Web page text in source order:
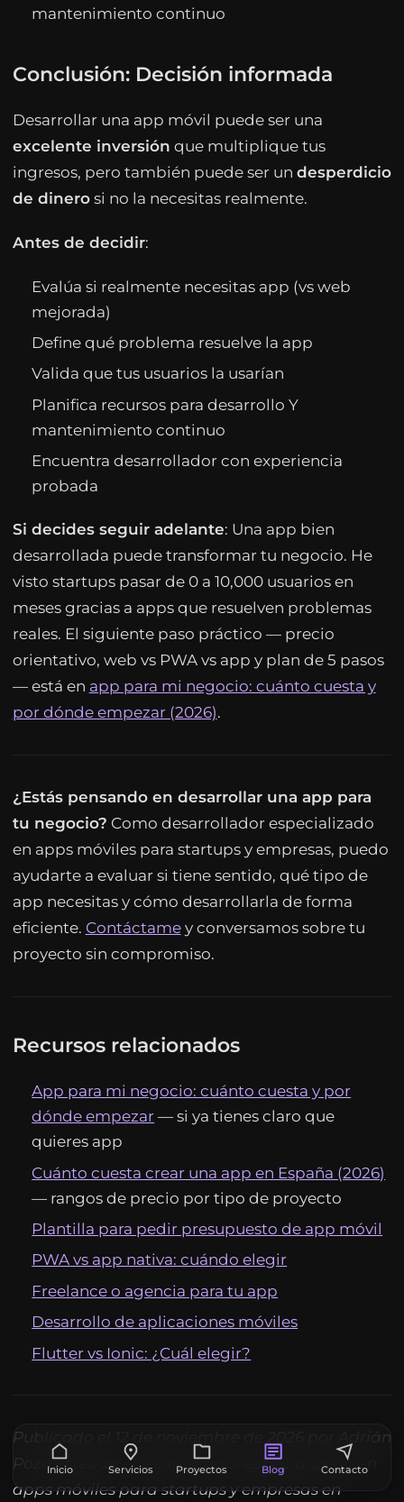
Inicio Servicios Proyectos Blog Contacto
mantenimiento continuo
Conclusión: Decisión informada
Desarrollar una app móvil puede ser una
excelente inversión que multiplique tus
ingresos, pero también puede ser un desperdicio
de dinerosi no la necesitas realmente.
Antes de decidir:
Evalúa si realmente necesitas app (vs web
mejorada)
Define qué problema resuelve la app
Valida que tus usuarios la usarían
Planifica recursos para desarrollo Y
mantenimiento continuo
Encuentra desarrollador con experiencia
probada
Si decides seguir adelante: Una app bien
desarrollada puede transformar tu negocio. He
visto startups pasar de 0 a 10,000 usuarios en
meses gracias a apps que resuelven problemas
reales. El siguiente paso práctico — precio
orientativo, web vs PWA vs app y plan de 5 pasos
— está en app para mi negocio: cuánto cuesta y
por dónde empezar (2026).
¿Estás pensando en desarrollar una app para
tu negocio? Como desarrollador especializado
en apps móviles para startups y empresas, puedo
ayudarte a evaluar si tiene sentido, qué tipo de
app necesitas y cómo desarrollarla de forma
eficiente. Contáctamey conversamos sobre tu
proyecto sin compromiso.
Recursos relacionados
App para mi negocio: cuánto cuesta y por
dónde empezar — si ya tienes claro que
quieres app
Cuánto cuesta crear una app en España (2026)
— rangos de precio por tipo de proyecto
Plantilla para pedir presupuesto de app móvil
PWA vs app nativa: cuándo elegir
Freelance o agencia para tu app
Desarrollo de aplicaciones móviles
Flutter vs Ionic: ¿Cuál elegir?
Publicado el 12 de noviembre de 2026 por Adrián
Pozo Esteban - Desarrollador especializado en
apps móviles para startups y empresas en